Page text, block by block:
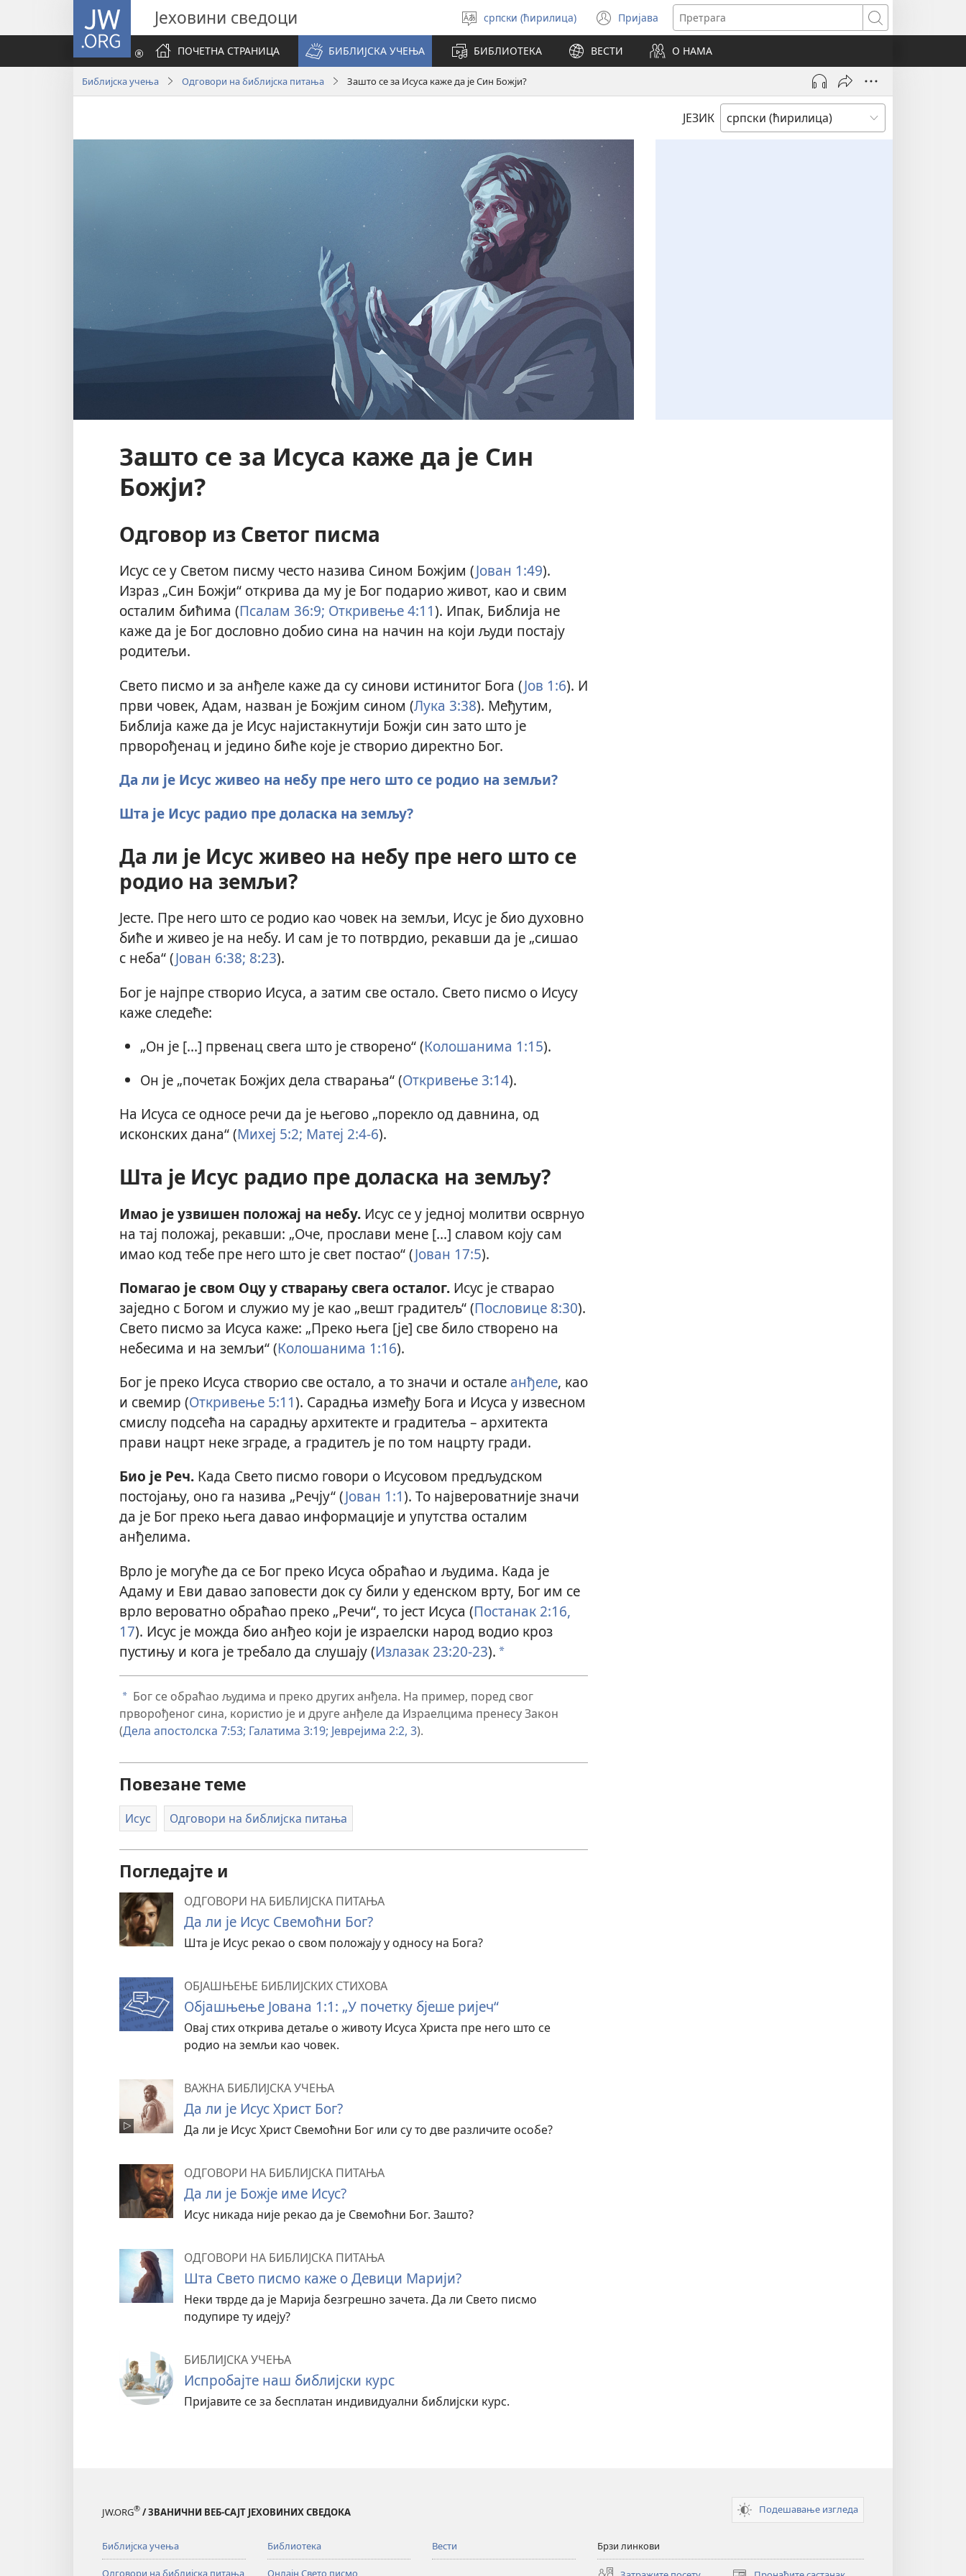
JW.ORG Јеховини сведоци
Изабери
језик
српски (ћирилица) Пријава
(отвара
нови
прозор)
Претрага
ПОЧЕТНА СТРАНИЦА
БИБЛИЈСКА УЧЕЊА БИБЛИОТЕКА ВЕСТИ О НАМА
Библијска учења Одговори на библијска питања Зашто се за Исуса каже да је Син Божји?
ЈЕЗИК
Зашто се за Исуса каже да је Син
Божји?
Одговор из Светог писма
Исус се у Светом писму често назива Сином Божјим (Јован 1:49).
Израз „Син Божји“ открива да му је Бог подарио живот, као и свим
осталим бићима (Псалам 36:9; Откривење 4:11). Ипак, Библија не
каже да је Бог дословно добио сина на начин на који људи постају
родитељи.
Свето писмо и за анђеле каже да су синови истинитог Бога (Јов 1:6). И
први човек, Адам, назван је Божјим сином (Лука 3:38). Међутим,
Библија каже да је Исус најистакнутији Божји син зато што је
прворођенац и једино биће које је створио директно Бог.
Да ли је Исус живео на небу пре него што се родио на земљи?
Шта је Исус радио пре доласка на земљу?
Да ли је Исус живео на небу пре него што се
родио на земљи?
Јесте. Пре него што се родио као човек на земљи, Исус је био духовно
биће и живео је на небу. И сам је то потврдио, рекавши да је „сишао
с неба“ (Јован 6:38; 8:23).
Бог је најпре створио Исуса, а затим све остало. Свето писмо о Исусу
каже следеће:
„Он је [...] првенац свега што је створено“ (Колошанима 1:15).
Он је „почетак Божјих дела стварања“ (Откривење 3:14).
На Исуса се односе речи да је његово „порекло од давнина, од
исконских дана“ (Михеј 5:2; Матеј 2:4-6).
Шта је Исус радио пре доласка на земљу?
Имао је узвишен положај на небу. Исус се у једној молитви осврнуо
на тај положај, рекавши: „Оче, прослави мене [...] славом коју сам
имао код тебе пре него што је свет постао“ (Јован 17:5).
Помагао је свом Оцу у стварању свега осталог. Исус је стварао
заједно с Богом и служио му је као „вешт градитељ“ (Пословице 8:30).
Свето писмо за Исуса каже: „Преко њега [је] све било створено на
небесима и на земљи“ (Колошанима 1:16).
Бог је преко Исуса створио све остало, а то значи и остале анђеле, као
и свемир (Откривење 5:11). Сарадња између Бога и Исуса у извесном
смислу подсећа на сарадњу архитекте и градитеља – архитекта
прави нацрт неке зграде, а градитељ је по том нацрту гради.
Био је Реч. Када Свето писмо говори о Исусовом предљудском
постојању, оно га назива „Речју“ (Јован 1:1). То највероватније значи
да је Бог преко њега давао информације и упутства осталим
анђелима.
Врло је могуће да се Бог преко Исуса обраћао и људима. Када је
Адаму и Еви давао заповести док су били у еденском врту, Бог им се
врло вероватно обраћао преко „Речи“, то јест Исуса (Постанак 2:16,
17). Исус је можда био анђео који је израелски народ водио кроз
пустињу и кога је требало да слушају (Излазак 23:20-23). a
a Бог се обраћао људима и преко других анђела. На пример, поред свог
прворођеног сина, користио је и друге анђеле да Израелцима пренесу Закон
(Дела апостолска 7:53; Галатима 3:19; Јеврејима 2:2, 3).
Повезане теме
Исус Одговори на библијска питања
Погледајте и
ОДГОВОРИ НА БИБЛИЈСКА ПИТАЊА
Да ли је Исус Свемоћни Бог?
Шта је Исус рекао о свом положају у односу на Бога?
ОБЈАШЊЕЊЕ БИБЛИЈСКИХ СТИХОВА
Објашњење Јована 1:1: „У почетку бјеше ријеч“
Овај стих открива детаље о животу Исуса Христа пре него што се
родио на земљи као човек.
ВАЖНА БИБЛИЈСКА УЧЕЊА
Да ли је Исус Христ Бог?
Да ли је Исус Христ Свемоћни Бог или су то две различите особе?
ОДГОВОРИ НА БИБЛИЈСКА ПИТАЊА
Да ли је Божје име Исус?
Исус никада није рекао да је Свемоћни Бог. Зашто?
ОДГОВОРИ НА БИБЛИЈСКА ПИТАЊА
Шта Свето писмо каже о Девици Марији?
Неки тврде да је Марија безгрешно зачета. Да ли Свето писмо
подупире ту идеју?
БИБЛИЈСКА УЧЕЊА
Испробајте наш библијски курс
Пријавите се за бесплатан индивидуални библијски курс.
JW.ORG® / ЗВАНИЧНИ ВЕБ-САЈТ ЈЕХОВИНИХ СВЕДОКА Подешавање изгледа
Библијска учења
Одговори на библијска питања
Библиотека
Онлајн Свето писмо
Вести Брзи линкови